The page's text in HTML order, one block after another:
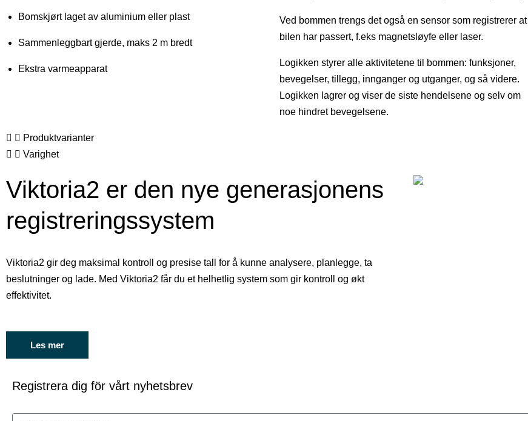
Bomskjørt laget av aluminium eller plast
Sammenleggbart gjerde, maks 2 m bredt
Ekstra varmeapparat
Ved bommen trengs det også en sensor som registrerer at
bilen har passert, f.eks magnetsløyfe eller laser.
Logikken styrer alle aktivitetene til bommen: funksjoner,
bevegelser, tillegg, innganger og utganger, og så videre.
Logikken lagrer og viser de siste hendelsene og selv om
noe hindret bevegelsene.
Produktvarianter
Varighet
Viktoria2 er den nye generasjonens
registreringssystem
Viktoria2 gir deg maksimal kontroll og presise tall for å kunne analysere, planlegge, ta
beslutninger og lade. Med Viktoria2 får du et helhetlig system som gir kontroll og økt
effektivitet.
Les mer
Registrera dig för vårt nyhetsbrev